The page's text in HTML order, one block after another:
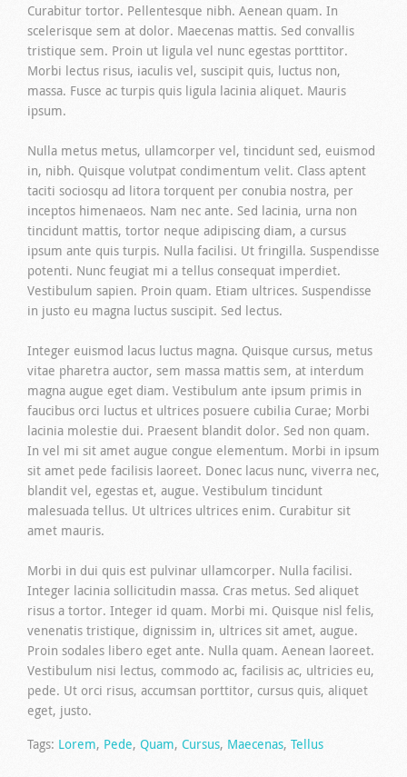
Curabitur tortor. Pellentesque nibh. Aenean quam. In
scelerisque sem at dolor. Maecenas mattis. Sed convallis
tristique sem. Proin ut ligula vel nunc egestas porttitor.
Morbi lectus risus, iaculis vel, suscipit quis, luctus non,
massa. Fusce ac turpis quis ligula lacinia aliquet. Mauris
ipsum.
Nulla metus metus, ullamcorper vel, tincidunt sed, euismod
in, nibh. Quisque volutpat condimentum velit. Class aptent
taciti sociosqu ad litora torquent per conubia nostra, per
inceptos himenaeos. Nam nec ante. Sed lacinia, urna non
tincidunt mattis, tortor neque adipiscing diam, a cursus
ipsum ante quis turpis. Nulla facilisi. Ut fringilla. Suspendisse
potenti. Nunc feugiat mi a tellus consequat imperdiet.
Vestibulum sapien. Proin quam. Etiam ultrices. Suspendisse
in justo eu magna luctus suscipit. Sed lectus.
Integer euismod lacus luctus magna. Quisque cursus, metus
vitae pharetra auctor, sem massa mattis sem, at interdum
magna augue eget diam. Vestibulum ante ipsum primis in
faucibus orci luctus et ultrices posuere cubilia Curae; Morbi
lacinia molestie dui. Praesent blandit dolor. Sed non quam.
In vel mi sit amet augue congue elementum. Morbi in ipsum
sit amet pede facilisis laoreet. Donec lacus nunc, viverra nec,
blandit vel, egestas et, augue. Vestibulum tincidunt
malesuada tellus. Ut ultrices ultrices enim. Curabitur sit
amet mauris.
Morbi in dui quis est pulvinar ullamcorper. Nulla facilisi.
Integer lacinia sollicitudin massa. Cras metus. Sed aliquet
risus a tortor. Integer id quam. Morbi mi. Quisque nisl felis,
venenatis tristique, dignissim in, ultrices sit amet, augue.
Proin sodales libero eget ante. Nulla quam. Aenean laoreet.
Vestibulum nisi lectus, commodo ac, facilisis ac, ultricies eu,
pede. Ut orci risus, accumsan porttitor, cursus quis, aliquet
eget, justo.
Tags: Lorem, Pede, Quam, Cursus, Maecenas, Tellus